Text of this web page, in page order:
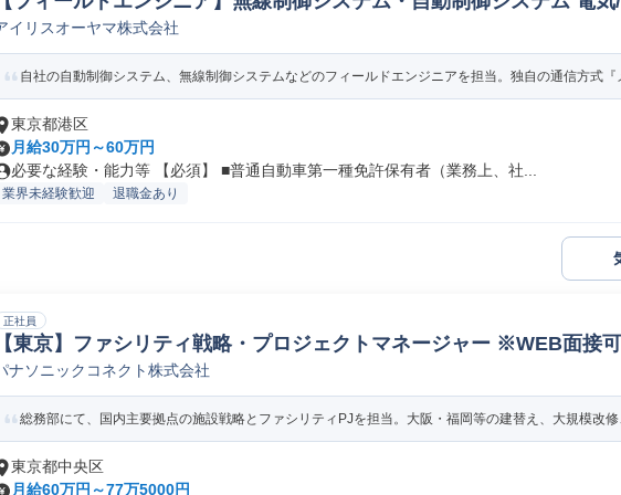
ド/サポートエンジニア
イリスオーヤマ株式会社
自社の自動制御システム、無線制御システムなどのフィールドエンジニアを担当。独自の通信方式『
東京都港区
月給30万円～60万円
必要な経験・能力等 【必須】 ■普通自動車第一種免許保有者（業務上、社...
業界未経験歓迎 退職金あり
正社員
東京】ファシリティ戦略・プロジェクトマネージャー ※WEB面接
ナソニックコネクト株式会社
総務部にて、国内主要拠点の施設戦略とファシリティPJを担当。大阪・福岡等の建替え、大規模改
東京都中央区
月給60万円～77万5000円